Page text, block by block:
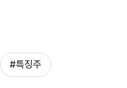
#특징주